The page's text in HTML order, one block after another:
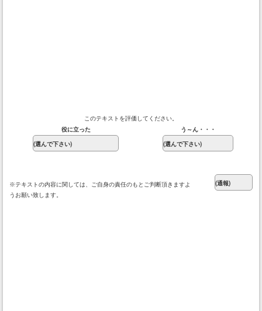
このテキストを評価してください。
役に立った
う～ん・・・
※テキストの内容に関しては、ご自身の責任のもとご判断頂きますよ
うお願い致します。